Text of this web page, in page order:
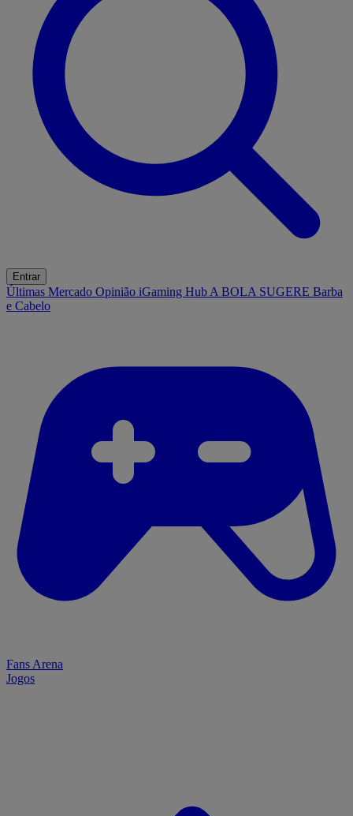
Entrar
Últimas Mercado Opinião iGaming Hub A BOLA SUGERE Barba
e Cabelo
Fans Arena
Jogos